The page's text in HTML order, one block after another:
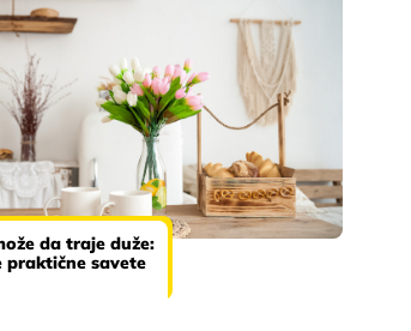
da traje duže:
praktične savete